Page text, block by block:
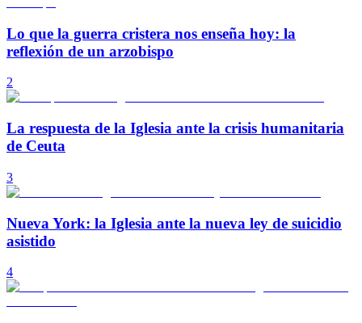
Lo que la guerra cristera nos enseña hoy: la
reflexión de un arzobispo
2
La respuesta de la Iglesia ante la crisis humanitaria
de Ceuta
3
Nueva York: la Iglesia ante la nueva ley de suicidio
asistido
4